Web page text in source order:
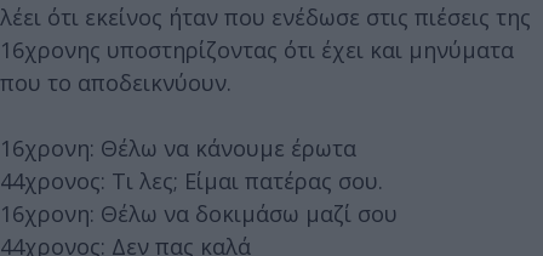
λέει ότι εκείνος ήταν που ενέδωσε στις πιέσεις της
16χρονης υποστηρίζοντας ότι έχει και μηνύματα
που το αποδεικνύουν.
16χρονη: Θέλω να κάνουμε έρωτα
44χρονος: Τι λες; Είμαι πατέρας σου.
16χρονη: Θέλω να δοκιμάσω μαζί σου
44χρονος: Δεν πας καλά